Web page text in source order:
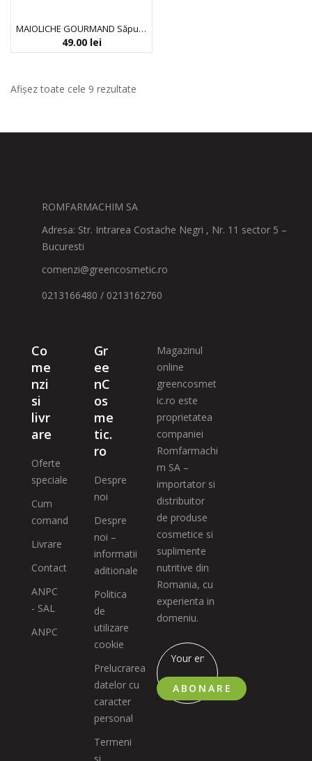
MAIOLICHE GOURMAND Săpun lichid SWEET PEAR
49.00 lei
Afișez toate cele 9 rezultate
ROMFARMACHIM SA
Adresa: Str. Intrarea Costache Negri , Nr. 11 sector 5 –
Bucuresti
comenzi@greencosmetic.ro
0213166480 / 0213162760
Co
me
nzi
si
livr
are
Oferte
speciale
Cum
comand
Livrare
Contact
ANPC
- SAL
ANPC
Gr
ee
nC
os
me
tic.
ro
Despre
noi
Despre
noi –
informatii
aditionale
Politica
de
utilizare
cookie
Prelucrarea
datelor cu
caracter
personal
Termeni
Magazinul
online
greencosmet
ic.ro este
proprietatea
companiei
Romfarmachi
m SA –
importator si
distribuitor
de produse
cosmetice si
suplimente
nutritive din
Romania, cu
experienta in
domeniu.
ABONARE